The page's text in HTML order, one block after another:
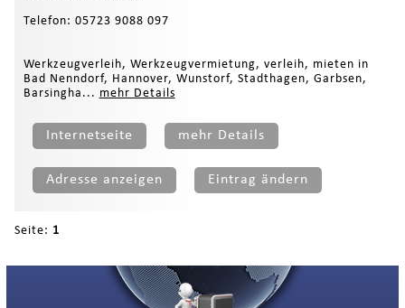
Telefon: 05723 9088 097
Werkzeugverleih, Werkzeugvermietung, verleih, mieten in
Bad Nenndorf, Hannover, Wunstorf, Stadthagen, Garbsen,
Barsingha... mehr Details
Internetseite mehr Details
Adresse anzeigen Eintrag ändern
Seite: 1